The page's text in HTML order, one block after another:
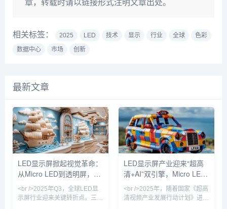
章，转载时请以链接形式注明文章出处。
相关标签： 2025 LED 技术 显示 行业 全球
色彩
数据中心
市场 创新
最新文章
LED显示屏掀起视觉革命：
从Micro LED到透明屏，技
术迭代重塑千亿市场
<br />2025年Q3，全球LED显
示屏行业迎来关键转折点。三
LED显示屏产业迎来“超高
清+AI”双引擎，Micro LED
量产提速重塑户外媒体新格
局
<br />2025年，随着国家《超高
清视频产业发展行动计划》进入